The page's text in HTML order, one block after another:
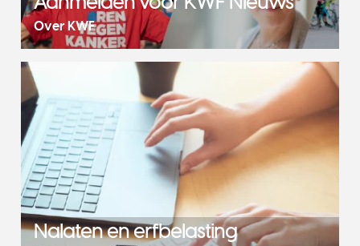
Over KWF
Nalaten en erfbelasting